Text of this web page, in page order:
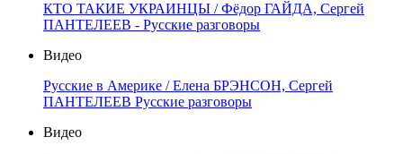
КТО ТАКИЕ УКРАИНЦЫ / Фёдор ГАЙДА, Сергей
ПАНТЕЛЕЕВ - Русские разговоры
Видео
Русские в Америке / Елена БРЭНСОН, Сергей
ПАНТЕЛЕЕВ Русские разговоры
Видео